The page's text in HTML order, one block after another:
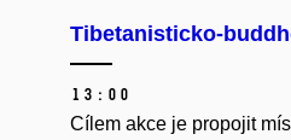
Tibetanisticko-
13:00
Cílem akce je propojit